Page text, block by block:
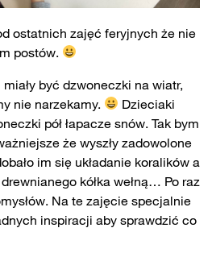
ostatnich zajęć feryjnych że nie
postów.
być dzwoneczki na wiatr,
nie narzekamy.
Dzieciaki
pół łapacze snów. Tak bym
że wyszły zadowolone
im się układanie koralików a
kółka wełną… Po raz
Na te zajęcie specjalnie
inspiracji aby sprawdzić co